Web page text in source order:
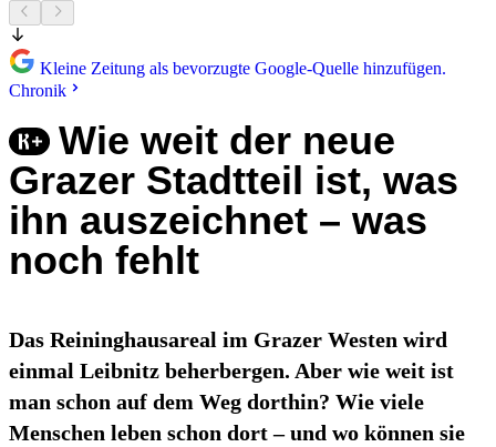
Kleine Zeitung als bevorzugte Google-Quelle hinzufügen.
Chronik
Wie weit der neue
Grazer Stadtteil ist, was
ihn auszeichnet – was
noch fehlt
Das Reininghausareal im Grazer Westen wird
einmal Leibnitz beherbergen. Aber wie weit ist
man schon auf dem Weg dorthin? Wie viele
Menschen leben schon dort – und wo können sie